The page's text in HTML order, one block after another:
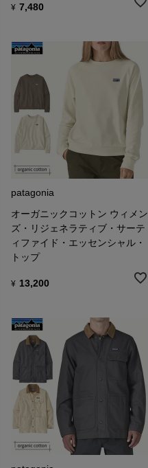
¥ 7,480
patagonia
オーガニックコットン ウィメン
ズ・リジェネラティブ・サーテ
ィファイド・エッセンシャル・
トップ
¥ 13,200